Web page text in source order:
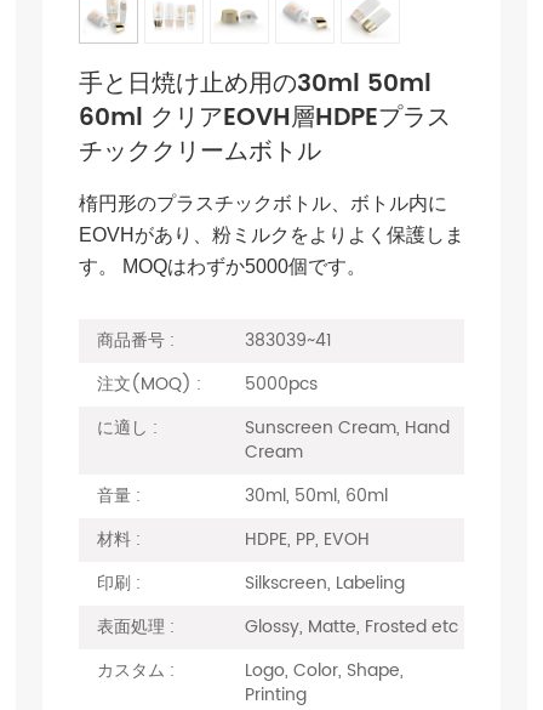
手と日焼け止め用の30ml 50ml
60ml クリアEOVH層HDPEプラス
チッククリームボトル
楕円形のプラスチックボトル、ボトル内に
EOVHがあり、粉ミルクをよりよく保護しま
す。 MOQはわずか5000個です。
商品番号 :
383039~41
注文(MOQ) :
5000pcs
に適し :
Sunscreen Cream, Hand
Cream
音量 :
30ml, 50ml, 60ml
材料 :
HDPE, PP, EVOH
印刷 :
Silkscreen, Labeling
表面処理 :
Glossy, Matte, Frosted etc
カスタム :
Logo, Color, Shape,
Printing